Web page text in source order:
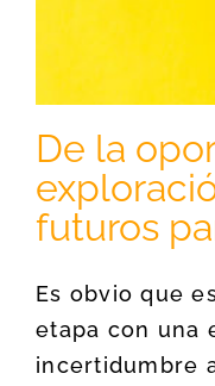
De la
futuros
Es obvio que
etapa con una
incertidumbre